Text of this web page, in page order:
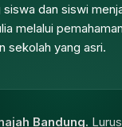
dan siswi
melalui
sekolah yang asri.
Bandung.